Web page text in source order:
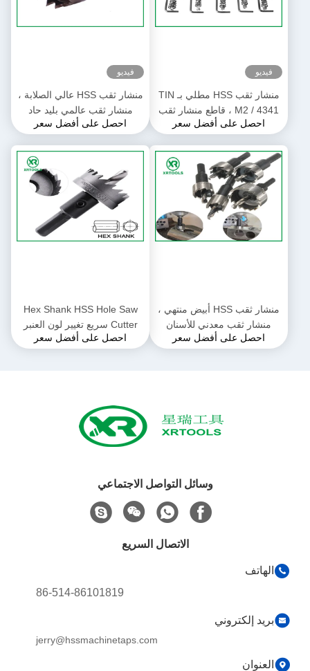
فيديو
منشار ثقب HSS مطلي بـ TIN
M2 / 4341 ، قاطع منشار ثقب
لقمة الحفر الأساسية الأرضية
احصل على أفضل سعر
فيديو
منشار ثقب HSS عالي الصلابة ،
منشار ثقب عالمي بليد حاد
للفولاذ المقاوم للصدأ
احصل على أفضل سعر
منشار ثقب HSS أبيض منتهي ،
منشار ثقب معدني للأسنان
المخدد
احصل على أفضل سعر
Hex Shank HSS Hole Saw
Cutter سريع تغيير لون العنبر
إنهاء المتانة المثلى
احصل على أفضل سعر
وسائل التواصل الاجتماعي
الاتصال السريع
الهاتف
86-514-86101819
بريد إلكتروني
jerry@hssmachinetaps.com
العنوان